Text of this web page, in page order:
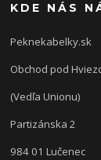
KDE NÁS
Peknekabelky.sk
Obchod pod
(Vedľa Unionu)
Partizánska 2
984 01 Lučenec